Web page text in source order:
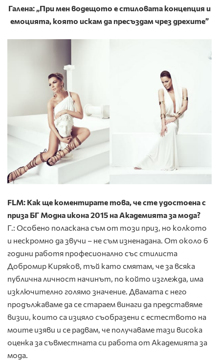
Галена: „При мен водещото е стиловата концепция и
емоцията, която искам да пресъздам чрез дрехите”
FLM: Как ще коментирате това, че сте удостоена с
приза БГ Модна икона 2015 на Академията за мода?
Г.: Особено поласкана съм от този приз, но колкото
и нескромно да звучи – не съм изненадана. От около 6
години работя професионално със стилиста
Добромир Киряков, тъй като смятам, че за всяка
публична личност начинът, по който изглежда, има
изключително голямо значение. Двамата с него
продължаваме да се стараем винаги да представяме
визии, които са изцяло съобразени с естеството на
моите изяви и се радвам, че получаваме тази висока
оценка за съвместната си работа от Академията за
мода.